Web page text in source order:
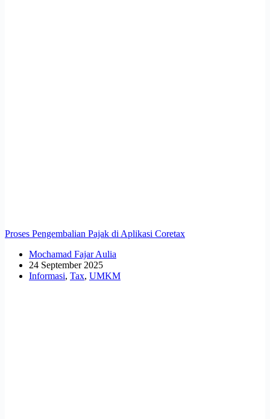
Proses Pengembalian Pajak di Aplikasi Coretax
Mochamad Fajar Aulia
24 September 2025
Informasi, Tax, UMKM